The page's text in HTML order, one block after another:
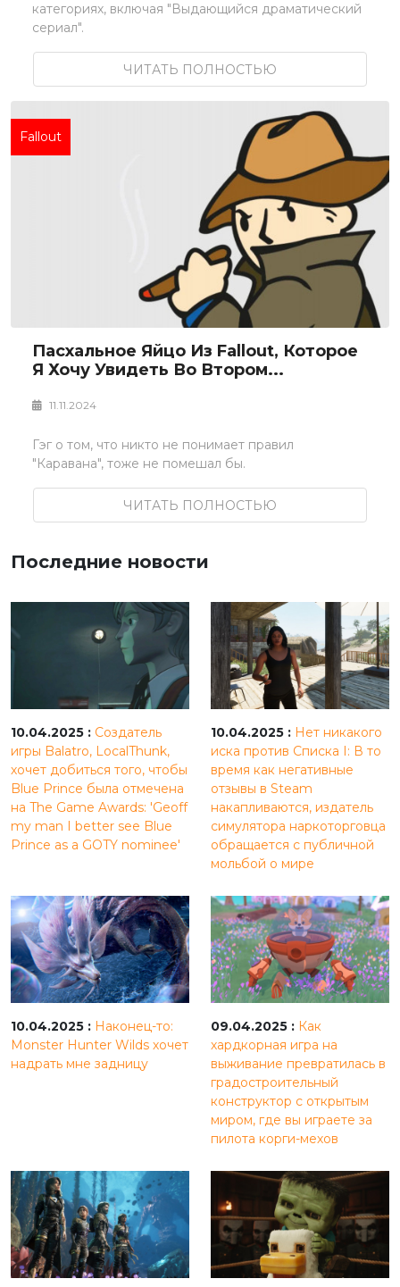
категориях, включая "Выдающийся драматический
сериал".
ЧИТАТЬ ПОЛНОСТЬЮ
Fallout
Пасхальное Яйцо Из Fallout, Которое
Я Хочу Увидеть Во Втором...
11.11.2024
Гэг о том, что никто не понимает правил
"Каравана", тоже не помешал бы.
ЧИТАТЬ ПОЛНОСТЬЮ
Последние новости
10.04.2025 : Создатель
игры Balatro, LocalThunk,
хочет добиться того, чтобы
Blue Prince была отмечена
на The Game Awards: 'Geoff
my man I better see Blue
Prince as a GOTY nominee'
10.04.2025 : Нет никакого
иска против Списка I: В то
время как негативные
отзывы в Steam
накапливаются, издатель
симулятора наркоторговца
обращается с публичной
мольбой о мире
10.04.2025 : Наконец-то:
Monster Hunter Wilds хочет
надрать мне задницу
09.04.2025 : Как
хардкорная игра на
выживание превратилась в
градостроительный
конструктор с открытым
миром, где вы играете за
пилота корги-мехов